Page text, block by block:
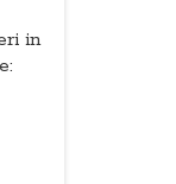
in